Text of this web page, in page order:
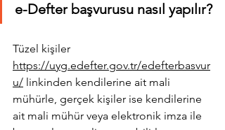
e-Defter başvurusu nasıl yapılır?
Tüzel kişiler
https://uyg.edefter.gov.tr/edefterbasvur
u/ linkinden kendilerine ait mali
mühürle, gerçek kişiler ise kendilerine
ait mali mühür veya elektronik imza ile